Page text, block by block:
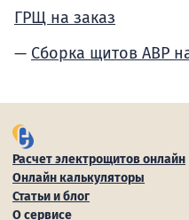
ГРЩ на заказ
Сборка щитов АВР
Расчет электрощитов онлайн
Онлайн калькуляторы
Статьи и блог
О сервисе